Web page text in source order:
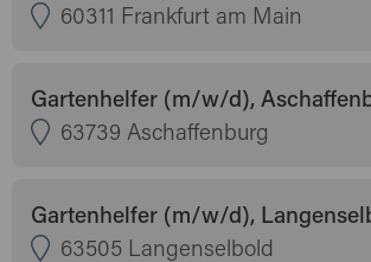
60311 Frankfurt am Main
Gartenhelfer (m/w/d),
63739 Aschaffenburg
Gartenhelfer (m/w/d),
63505 Langenselbold